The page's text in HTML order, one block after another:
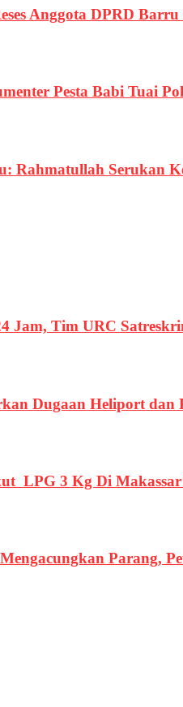
Anggota DPRD
Pesta Babi Tuai
Rahmatullah Serukan
Jam, Tim URC
Dugaan Heliport dan
LPG 3 Kg Di
Parang,